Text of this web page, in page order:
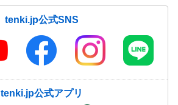
tenki.jp公式SNS
tenki.jp公式アプリ